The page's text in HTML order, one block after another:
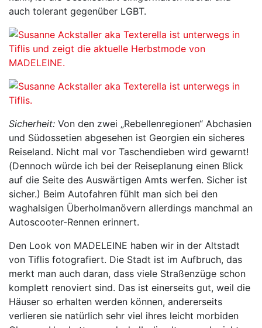
auch tolerant gegenüber LGBT.
Sicherheit: Von den zwei „Rebellenregionen“ Abchasien
und Südossetien abgesehen ist Georgien ein sicheres
Reiseland. Nicht mal vor Taschendieben wird gewarnt!
(Dennoch würde ich bei der Reiseplanung einen Blick
auf die Seite des Auswärtigen Amts werfen. Sicher ist
sicher.) Beim Autofahren fühlt man sich bei den
waghalsigen Überholmanövern allerdings manchmal an
Autoscooter-Rennen erinnert.
Den Look von MADELEINE haben wir in der Altstadt
von Tiflis fotografiert. Die Stadt ist im Aufbruch, das
merkt man auch daran, dass viele Straßenzüge schon
komplett renoviert sind. Das ist einerseits gut, weil die
Häuser so erhalten werden können, andererseits
verlieren sie natürlich sehr viel ihres leicht morbiden